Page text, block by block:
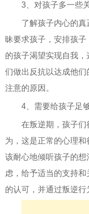
3、对孩子多一些
了解孩子内心的
昧要求孩子，安排孩
的孩子渴望实现自我
们做出反抗以达成他
注意的原因。
4、需要给孩子足
在叛逆期，孩子
为，这是正常的心理
该耐心地倾听孩子的
虑，给予适当的支持
的认可，并通过叛逆行